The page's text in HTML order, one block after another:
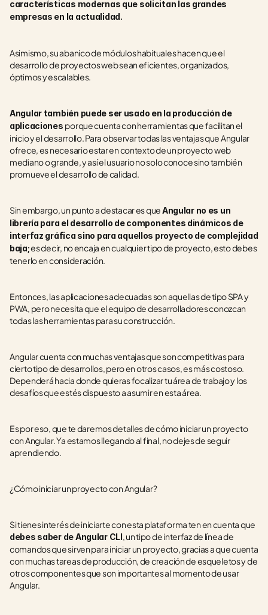
características modernas que solicitan las grandes
empresas en la actualidad.
Asimismo, su abanico de módulos habituales hacen que el
desarrollo de proyectos web sean eficientes, organizados,
óptimos y escalables.
Angular también puede ser usado en la producción de
aplicaciones porque cuenta con herramientas que facilitan el
inicio y el desarrollo. Para observar todas las ventajas que Angular
ofrece, es necesario estar en contexto de un proyecto web
mediano o grande, y así el usuario no solo conoce sino también
promueve el desarrollo de calidad.
Sin embargo, un punto a destacar es que Angular no es un
librería para el desarrollo de componentes dinámicos de
interfaz gráfica sino para aquellos proyecto de complejidad
baja; es decir, no encaja en cualquier tipo de proyecto, esto debes
tenerlo en consideración.
Entonces, las aplicaciones adecuadas son aquellas de tipo SPA y
PWA, pero necesita que el equipo de desarrolladores conozcan
todas las herramientas para su construcción.
Angular cuenta con muchas ventajas que son competitivas para
cierto tipo de desarrollos, pero en otros casos, es más costoso.
Dependerá hacia donde quieras focalizar tu área de trabajo y los
desafíos que estés dispuesto a asumir en esta área.
Es por eso, que te daremos detalles de cómo iniciar un proyecto
con Angular. Ya estamos llegando al final, no dejes de seguir
aprendiendo.
¿Cómo iniciar un proyecto con Angular?
debes saber de Angular CLI, un tipo de interfaz de línea de
comandos que sirven para iniciar un proyecto, gracias a que cuenta
con muchas tareas de producción, de creación de esqueletos y de
otros componentes que son importantes al momento de usar
Angular.